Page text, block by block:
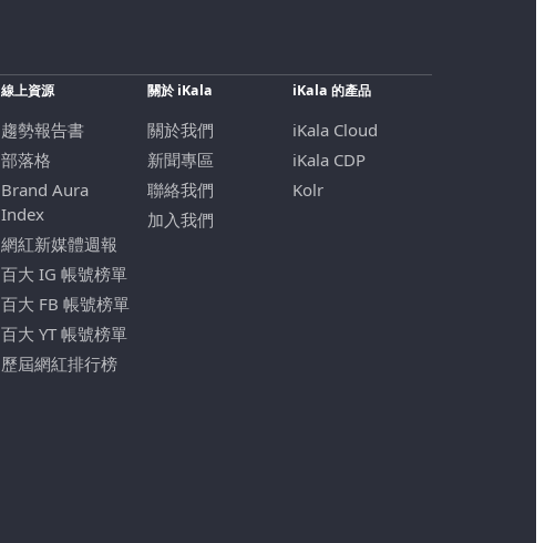
線上資源
趨勢報告書
部落格
Brand Aura
Index
網紅新媒體週報
百大 IG 帳號榜單
百大 FB 帳號榜單
百大 YT 帳號榜單
歷屆網紅排行榜
關於 iKala
關於我們
新聞專區
聯絡我們
加入我們
iKala 的產品
iKala Cloud
iKala CDP
Kolr